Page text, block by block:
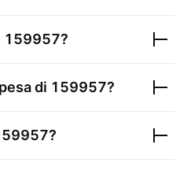
159957?
di 159957?
?